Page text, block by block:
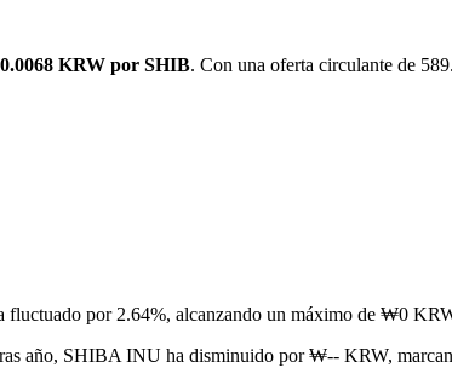
KRW por SHIB. Con una oferta circulante de
fluctuado por 2.64%, alcanzando un máximo de ₩0
año, SHIBA INU ha disminuido por ₩-- KRW,